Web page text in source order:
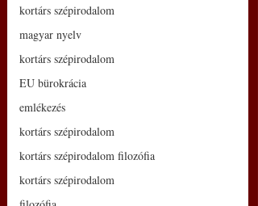
kortárs szépirodalom
magyar nyelv
kortárs szépirodalom
EU bürokrácia
emlékezés
kortárs szépirodalom
kortárs szépirodalom filozófia
kortárs szépirodalom